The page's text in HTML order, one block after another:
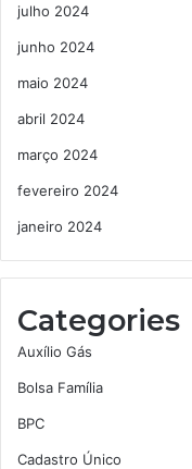
julho 2024
junho 2024
maio 2024
abril 2024
março 2024
fevereiro 2024
janeiro 2024
Categories
Auxílio Gás
Bolsa Família
BPC
Cadastro Único